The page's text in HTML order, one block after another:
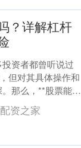
？详解杠杆
资者都曾听说过
但对其具体操作和
那么，**股票能加
的。杠杆炒股是
配资之家